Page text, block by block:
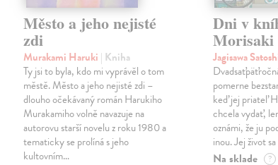
Město a jeho nejisté
zdi
Murakami Haruki | Kniha
Ty jsi to byla, kdo mi vyprávěl o tom
městě. Město a jeho nejisté zdi –
dlouho očekávaný román Harukiho
Murakamiho volně navazuje na
autorovu starší novelu z roku 1980 a
tematicky se prolíná s jeho
kultovním…
Dni v
Morisaki
Jagisawa
pomerne
keď jej priateľ
chcela vydať,
oznámi, že ju
inou. Jej život
Na sklade ?